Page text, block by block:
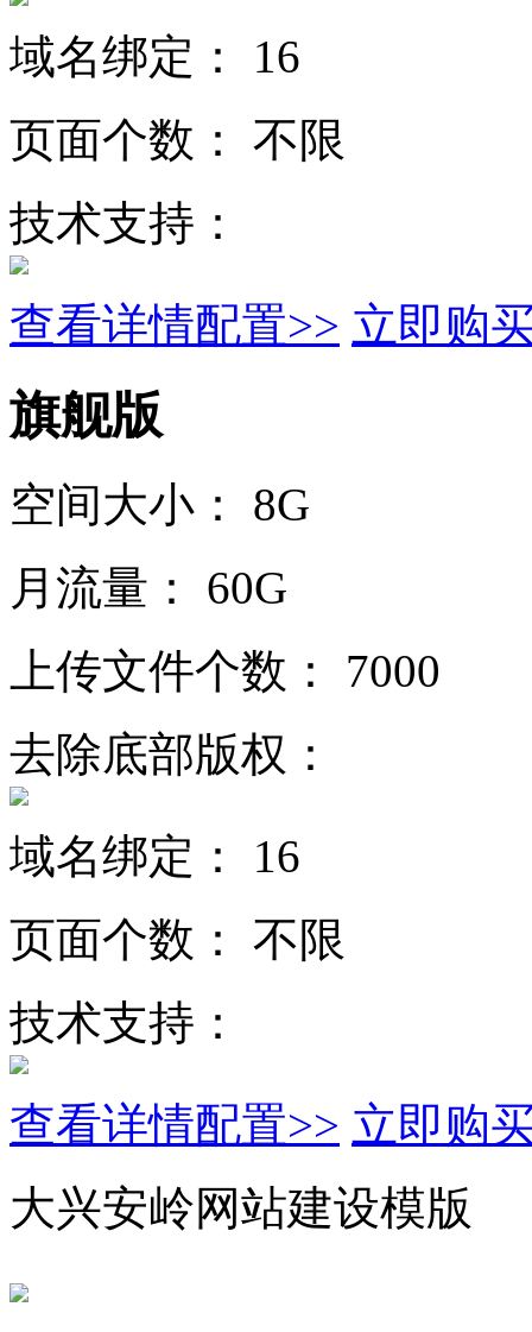
域名绑定：
16
页面个数：
不限
技术支持：
查看详情配置>> 立即购
旗舰版
空间大小：
8G
月流量：
60G
上传文件个数：
7000
去除底部版权：
域名绑定：
16
页面个数：
不限
技术支持：
查看详情配置>> 立即购
大兴安岭网站建设模版